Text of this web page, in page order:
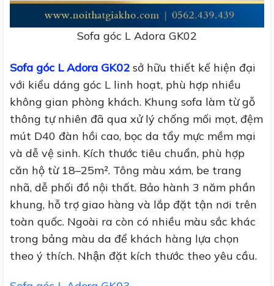
Sofa góc L Adora GK02
Sofa góc L Adora GK02 sở hữu thiết kế hiện đại
với kiểu dáng góc L linh hoạt, phù hợp nhiều
không gian phòng khách. Khung sofa làm từ gỗ
thông tự nhiên đã qua xử lý chống mối mọt, đệm
mút D40 đàn hồi cao, bọc da tẩy mực mềm mại
và dễ vệ sinh. Kích thước tiêu chuẩn, phù hợp
căn hộ từ 18–25m². Tông màu xám, be trang
nhã, dễ phối đồ nội thất. Bảo hành 3 năm phần
khung, hỗ trợ giao hàng và lắp đặt tận nơi trên
toàn quốc. Ngoài ra còn có nhiều màu sắc khác
trong bảng màu da để khách hàng lựa chọn
theo ý thích. Nhận đặt kích thước theo yêu cầu.